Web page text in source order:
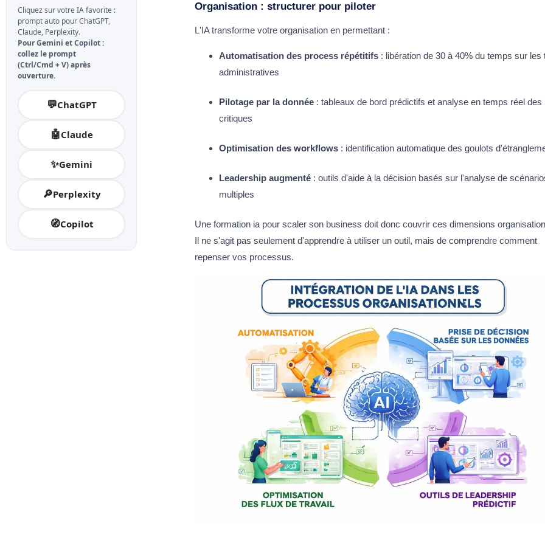
Cliquez sur votre IA favorite :
prompt auto pour ChatGPT,
Claude, Perplexity.
Pour Gemini et Copilot :
collez le prompt
(Ctrl/Cmd + V) après
ouverture.
💬ChatGPT
🤖Claude
✨Gemini
🔎Perplexity
🧭Copilot
Organisation : structurer pour piloter
L'IA transforme votre organisation en permettant :
Automatisation des process répétitifs: libération de 30 à 40% du temps sur les
administratives
Pilotage par la donnée: tableaux de bord prédictifs et analyse en temps réel des
critiques
Optimisation des workflows: identification automatique des goulots
Leadership augmenté: outils d'aide à la décision basés sur l'analyse de
multiples
Une formation ia pour scaler son business doit donc couvrir ces dimensions
Il ne s'agit pas seulement d'apprendre à utiliser un outil, mais de comprendre comment
repenser vos processus.